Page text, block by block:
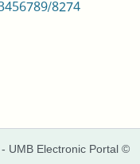
8274
- UMB Electronic Portal ©